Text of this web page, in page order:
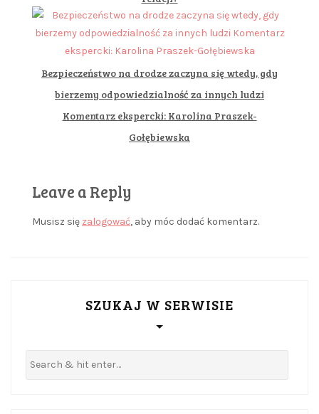
Bezpieczeństwo na drodze zaczyna się wtedy, gdy
bierzemy odpowiedzialność za innych ludzi
Komentarz ekspercki: Karolina Praszek-
Gołębiewska
Leave a Reply
Musisz się zalogować, aby móc dodać komentarz.
SZUKAJ W SERWISIE